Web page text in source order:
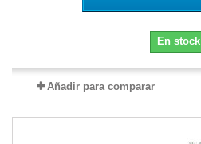
En stock
Añadir para comparar